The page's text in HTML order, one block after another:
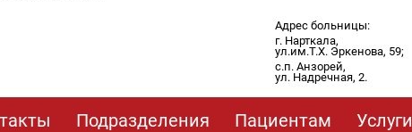
Адрес больницы:
г. Нарткала,
ул.им.Т.Х. Эркенова, 59;
с.п. Анзорей,
ул. Надречная, 2.
Подразделения Пациентам Услуги